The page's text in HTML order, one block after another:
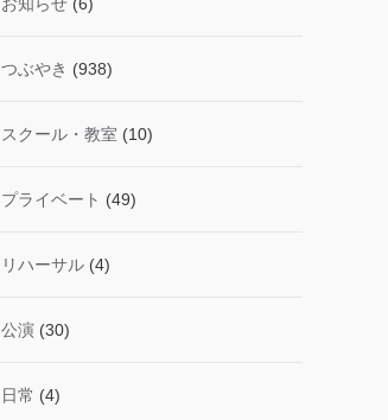
お知らせ (6)
つぶやき (938)
スクール・教室 (10)
プライベート (49)
リハーサル (4)
公演 (30)
日常 (4)